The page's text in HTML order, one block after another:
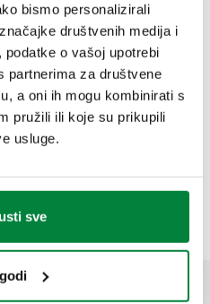
bismo personalizirali
društvenih medija i
o vašoj upotrebi
partnerima za društvene
a oni ih mogu kombinirati s
pružili ili koje su prikupili
usluge.
sve
Prikaži Kopiraj
sita i uloška. Za
Prikaži
Kopiraj